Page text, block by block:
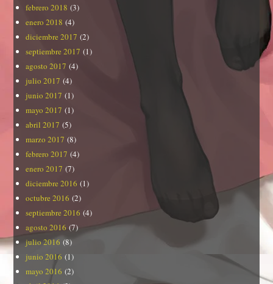
febrero 2018 (3)
enero 2018 (4)
diciembre 2017 (2)
septiembre 2017 (1)
agosto 2017 (4)
julio 2017 (4)
junio 2017 (1)
mayo 2017 (1)
abril 2017 (5)
marzo 2017 (8)
febrero 2017 (4)
enero 2017 (7)
diciembre 2016 (1)
octubre 2016 (2)
septiembre 2016 (4)
agosto 2016 (7)
julio 2016 (8)
junio 2016 (1)
mayo 2016 (2)